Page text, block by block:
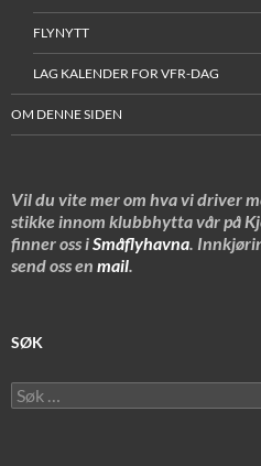
FLYNYTT
LAG KALENDER FOR VFR-DAG
OM DENNE SIDEN
Vil du vite mer om hva vi driver
stikke innom klubbhytta vår på
finner oss iSmåflyhavna.
send oss en mail.
SØK
Søk
etter: